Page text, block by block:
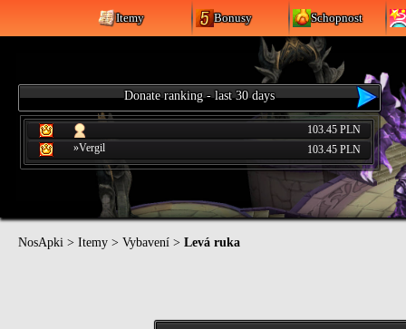
Itemy Bonusy Schopnost
Donate ranking - last 30 days
103.45 PLN
»Vergil
103.45 PLN
NosApki > Itemy > Vybavení > Levá ruka